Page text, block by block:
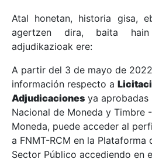
Erakutsi/Ezkutatu
Erakutsi/Ezkutatu
Erakutsi/Ezkutatu
Erakutsi/Ezkutatu
Atal honetan, historia gisa,
agertzen dira, baita
adjudikazioak ere:
A partir del 3 de mayo de
información respecto a
Adjudicaciones ya aprobadas
Nacional de Moneda y Timbre
Moneda, puede acceder al
a FNMT-RCM en la
Sector Público accediendo en